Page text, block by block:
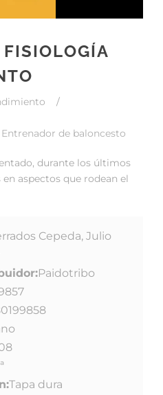
/
Entrenador de baloncesto
durante los últimos
aspectos que rodean el
Cepeda, Julio
Paidotribo
Tapa dura